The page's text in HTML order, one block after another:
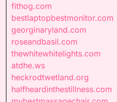
fithog.com
bestlaptopbestmonitor.com
georginaryland.com
roseandbasil.com
thewhitewhitelights.com
atdhe.ws
heckrodtwetland.org
halfheardinthestillness.com